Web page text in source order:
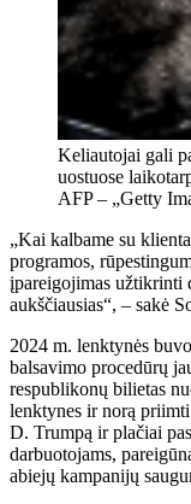
Keliautojai gali
uostuose
AFP – „Getty
„Kai kalbame su
programos,
įpareigojimas užtikrinti
aukščiausias“, – sakė
2024 m. lenktynės
balsavimo procedūrų
respublikonų bilietas
lenktynes ​​ir norą
D. Trumpą ir plačiai
darbuotojams,
abiejų kampanijų